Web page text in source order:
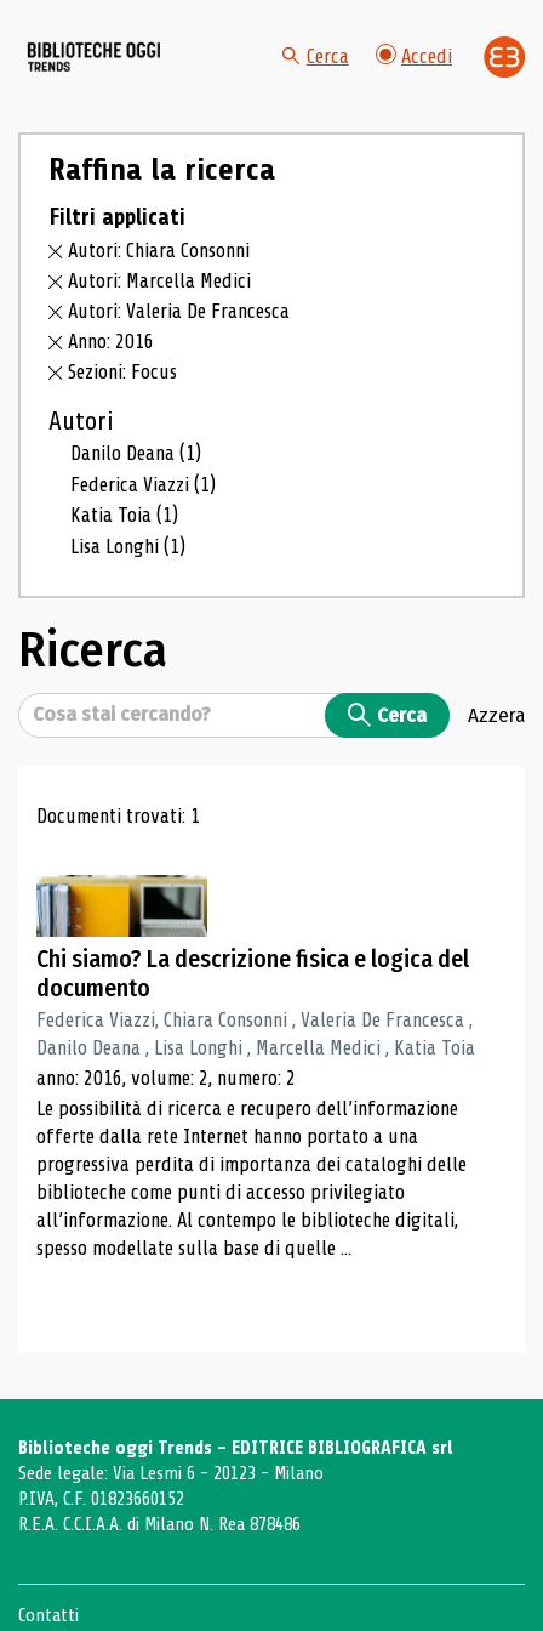
Cerca Accedi
Raffina la ricerca
Filtri applicati
Autori: Chiara Consonni
Autori: Marcella Medici
Autori: Valeria De Francesca
Anno: 2016
Sezioni: Focus
Autori
Danilo Deana(1)
Federica Viazzi(1)
Katia Toia(1)
Lisa Longhi(1)
Ricerca
Cerca Cerca Azzera
Risultati di ricerca
Documenti trovati: 1
Chi siamo? La descrizione fisica e logica del
documento
Federica Viazzi, Chiara Consonni , Valeria De Francesca ,
Danilo Deana , Lisa Longhi , Marcella Medici , Katia Toia
anno: 2016, volume: 2, numero: 2
Le possibilità di ricerca e recupero dell’informazione
offerte dalla rete Internet hanno portato a una
progressiva perdita di importanza dei cataloghi delle
biblioteche come punti di accesso privilegiato
all’informazione. Al contempo le biblioteche digitali,
spesso modellate sulla base di quelle ...
Biblioteche oggi Trends - EDITRICE BIBLIOGRAFICA srl
Sede legale: Via Lesmi 6 - 20123 - Milano
P.IVA, C.F. 01823660152
R.E.A. C.C.I.A.A. di Milano N. Rea 878486
Contatti